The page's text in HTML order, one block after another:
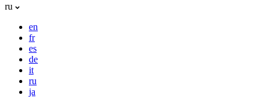
ru
en
fr
es
de
it
ru
ja